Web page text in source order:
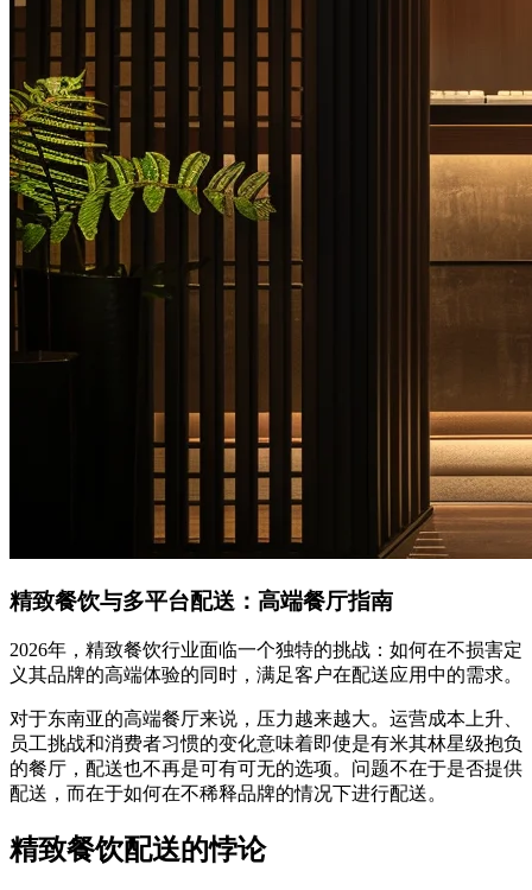
精致餐饮与多平台配送：高端餐厅指南
2026年，精致餐饮行业面临一个独特的挑战：如何在不损害定
义其品牌的高端体验的同时，满足客户在配送应用中的需求。
对于东南亚的高端餐厅来说，压力越来越大。运营成本上升、
员工挑战和消费者习惯的变化意味着即使是有米其林星级抱负
的餐厅，配送也不再是可有可无的选项。问题不在于是否提供
配送，而在于如何在不稀释品牌的情况下进行配送。
精致餐饮配送的悖论